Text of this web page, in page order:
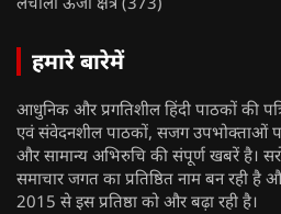
हमारे बारेमें
आधुनिक और प्रगतिशील हिंदी पाठकों की
एवं संवेदनशील पाठकों, सजग उपभोक्ताओं
और सामान्य अभिरुचि की संपूर्ण खबरें है।
समाचार जगत का प्रतिष्ठित नाम बन रही है और
2015 से इस प्रतिष्ठा को और बढ़ा रही है।